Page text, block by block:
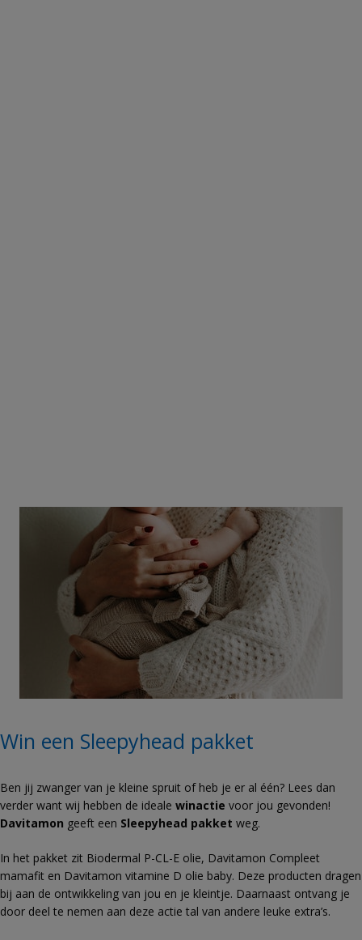
Win een Sleepyhead pakket
Ben jij zwanger van je kleine spruit of heb je er al één? Lees dan
verder want wij hebben de ideale winactie voor jou gevonden!
Davitamon geeft een Sleepyhead pakket weg.
In het pakket zit Biodermal P-CL-E olie, Davitamon Compleet
mamafit en Davitamon vitamine D olie baby. Deze producten dragen
bij aan de ontwikkeling van jou en je kleintje. Daarnaast ontvang je
door deel te nemen aan deze actie tal van andere leuke extra’s.